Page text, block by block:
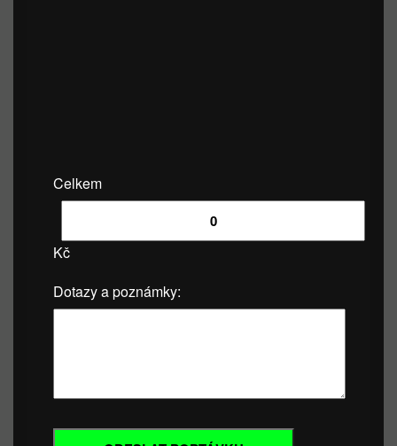
Celkem
Kč
Dotazy a poznámky: